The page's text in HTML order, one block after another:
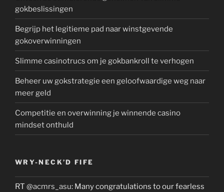
gokbeslissingen
Begrijp het legitieme pad naar winstgevende
gokoverwinningen
Slimme casinotrucs om je gokbankroll te verhogen
Beheer uw gokstrategie een geloofwaardige weg naar
meer geld
Competitie en overwinning je winnende casino
mindset onthuld
WRY-NECK’D FIFE
RT @acmrs_asu: Many congratulations to our fearless